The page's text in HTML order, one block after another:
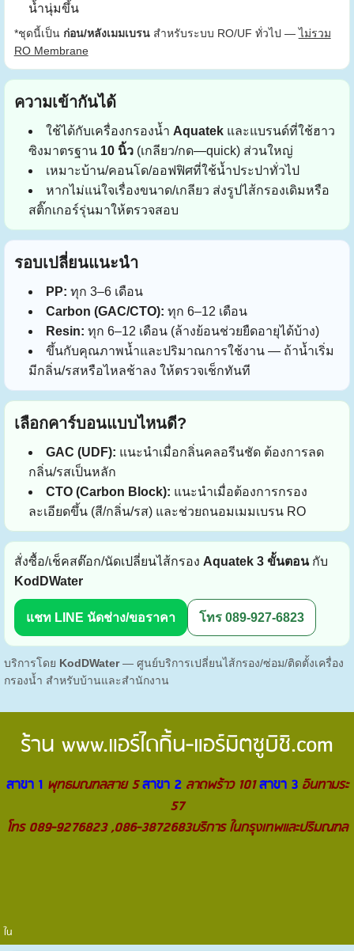
น้ำนุ่มขึ้น
*ชุดนี้เป็น ก่อน/หลังเมมเบรนสำหรับระบบ RO/UF ทั่วไป —ไม่รวม
RO Membrane
ความเข้ากันได้
ใช้ได้กับเครื่องกรองน้ำ Aquatekและแบรนด์ที่ใช้ฮาว
ซิงมาตรฐาน 10 นิ้ว(เกลียว/กด—quick) ส่วนใหญ่
เหมาะบ้าน/คอนโด/ออฟฟิศที่ใช้น้ำประปาทั่วไป
หากไม่แน่ใจเรื่องขนาด/เกลียว ส่งรูปไส้กรองเดิมหรือ
สติ๊กเกอร์รุ่นมาให้ตรวจสอบ
รอบเปลี่ยนแนะนำ
PP: ทุก 3–6 เดือน
Carbon (GAC/CTO): ทุก 6–12 เดือน
Resin: ทุก 6–12 เดือน (ล้างย้อนช่วยยืดอายุได้บ้าง)
ขึ้นกับคุณภาพน้ำและปริมาณการใช้งาน — ถ้าน้ำเริ่ม
มีกลิ่น/รสหรือไหลช้าลง ให้ตรวจเช็กทันที
เลือกคาร์บอนแบบไหนดี?
GAC (UDF): แนะนำเมื่อกลิ่นคลอรีนชัด ต้องการลด
กลิ่น/รสเป็นหลัก
CTO (Carbon Block): แนะนำเมื่อต้องการกรอง
ละเอียดขึ้น (สี/กลิ่น/รส) และช่วยถนอมเมมเบรน RO
สั่งซื้อ/เช็คสต๊อก/นัดเปลี่ยนไส้กรอง Aquatek 3 ขั้นตอนกับ
KodDWater
แชท LINE นัดช่าง/ขอราคา โทร 089-927-6823
บริการโดย KodDWater— ศูนย์บริการเปลี่ยนไส้กรอง/ซ่อม/ติดตั้งเครื่อง
กรองน้ำ สำหรับบ้านและสำนักงาน
ร้าน www.แอร์ไดกิ้น-แอร์มิตซูบิชิ.com
สาขา 1พุทธมณฑลสาย 5 สาขา 2ลาดพร้าว 101 สาขา 3 อินทามระ
57
โทร 089-9276823 ,086-3872683บริการ ในกรุงเทพและปริมณฑล
ใน